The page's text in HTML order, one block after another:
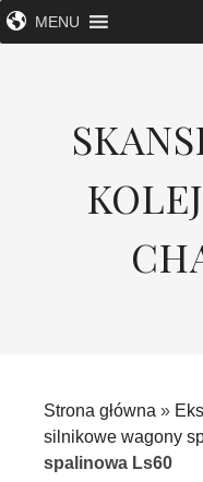
MENU
Strona główna »
silnikowe wagony
spalinowa Ls60